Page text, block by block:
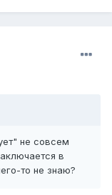
не совсем
в
то не знаю?